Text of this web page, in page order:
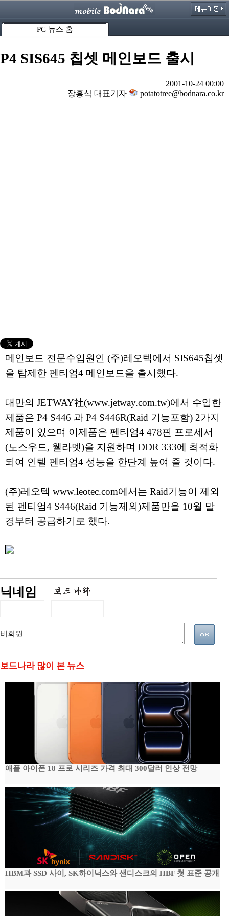
PC 뉴스 홈
P4 SIS645 칩셋 메인보드 출시
2001-10-24 00:00
장홍식 대표기자
potatotree@bodnara.co.kr
메인보드 전문수입원인 (주)레오텍에서 SIS645칩셋
을 탑제한 펜티엄4 메인보드을 출시했다.
대만의 JETWAY社(www.jetway.com.tw)에서 수입한
제품은 P4 S446 과 P4 S446R(Raid 기능포함) 2가지
제품이 있으며 이제품은 펜티엄4 478핀 프로세서
(노스우드, 웰라멧)을 지원하며 DDR 333에 최적화
되여 인텔 펜티엄4 성능을 한단계 높여 줄 것이다.
(주)레오텍 www.leotec.com에서는 Raid기능이 제외
된 펜티엄4 S446(Raid 기능제외)제품만을 10월 말
경부터 공급하기로 했다.
닉네임
비회원
보드나라 많이 본 뉴스
애플 아이폰 18 프로 시리즈 가격 최대 300달러 인상 전망
HBM과 SSD 사이, SK하이닉스와 샌디스크의 HBF 첫 표준 공개